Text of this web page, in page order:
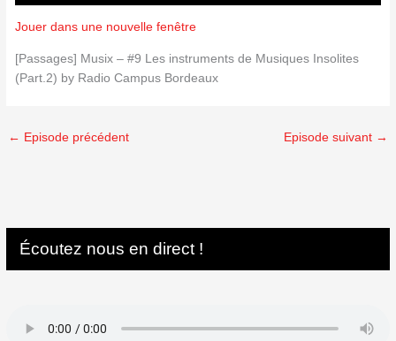
Jouer dans une nouvelle fenêtre
[Passages] Musix – #9 Les instruments de Musiques Insolites
(Part.2) by Radio Campus Bordeaux
← Episode précédent Episode suivant →
Écoutez nous en direct !